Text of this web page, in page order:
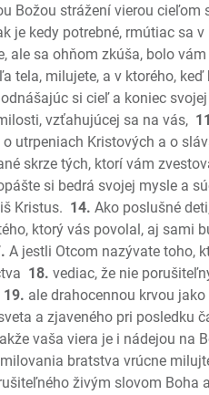
Nehemiáš
Ester
Jób
Žalmy
Príslovia
Kazateľ
Pieseň piesní
Izaiáš
Jeremiáš
Plač
Ezechiel
Daniel
Ozeáš
Joel
Amos
Obadiáš
Božou strážení vierou cieľom
je kedy potrebné, rmútiac sa
ale sa ohňom zkúša, bolo
tela, milujete, a v ktorého, keď
odnášajúc si cieľ a koniec
vzťahujúcej sa na vás,
utrpeniach Kristových a o
skrze tých, ktorí vám
si bedrá svojej mysle a
Kristus. 14. Ako poslušné
ktorý vás povolal, aj sami
A jestli Otcom nazývate toho,
18. vediac, že nie
19. ale drahocennou krvou
a zjaveného pri posledku
vaša viera je i nádejou na
bratstva vrúcne
živým slovom Boha